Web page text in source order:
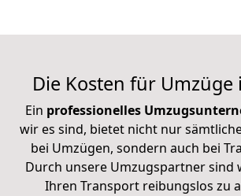
Die Kosten für Umzüge
Ein professionelles
wir es sind, bietet nicht nur
bei Umzügen, sondern auch bei
Durch unsere Umzugspartner sind
Ihren Transport reibungslos zu